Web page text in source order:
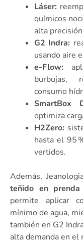
Láser:
químicos
alta
G2 Indra:
usando aire
e-Flow:
burbujas,
consumo
SmartBox
optimiza
H2Zero:
hasta el 95
vertidos.
Además,
teñido en prenda
permite aplicar
mínimo de agua,
también en G2
alta demanda en el